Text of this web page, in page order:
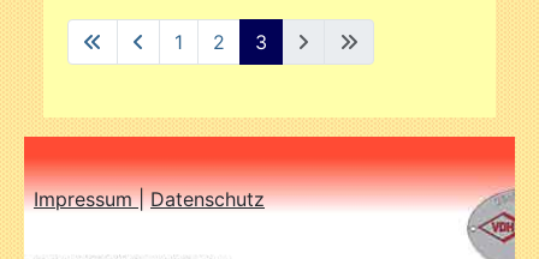
1 2 3
Impressum|Datenschutz